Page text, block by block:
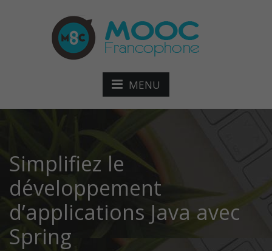
MENU
Simplifiez le
développement
d’applications Java avec
Spring